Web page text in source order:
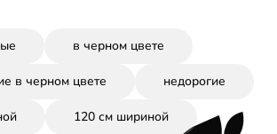
в черном цвете
в черном цвете недорогие
120 см шириной